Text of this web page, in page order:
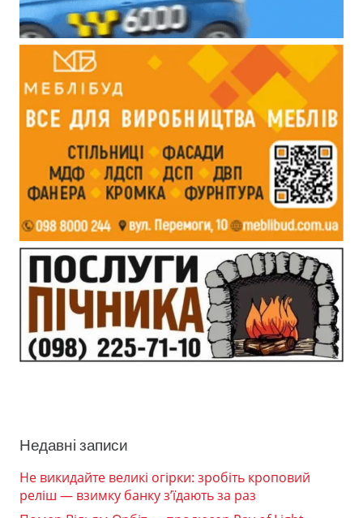
Недавні записи
Не викидайте великі огірки: зробіть кроповий
реліш — взимку банку з’їдають за раз